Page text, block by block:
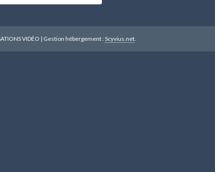
VIDÉO | Gestion hébergement :Scyvius.net.